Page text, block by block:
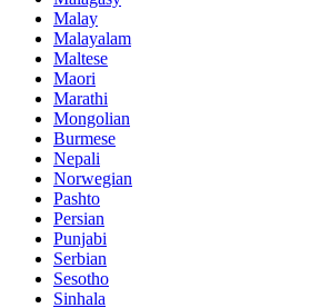
Malay
Malayalam
Maltese
Maori
Marathi
Mongolian
Burmese
Nepali
Norwegian
Pashto
Persian
Punjabi
Serbian
Sesotho
Sinhala